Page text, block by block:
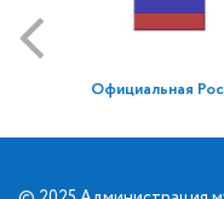
Официальная